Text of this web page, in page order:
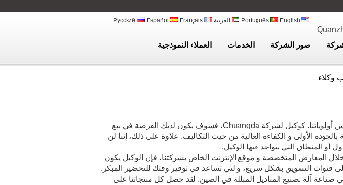
Português العربية Français
صور الشركة الخدمات العملاء النموذجية
وكلاء
1. إن الجودة دائماً على رأس أولوياتنا. كوكيل لشركة Chuangda، فسوف يكون لديك الفرصة في بيع
بالجودة الأولى و الكفاءة العالية من حيث التكاليف. علاوة على ذلك، إننا لن
أو المنطاق التي يتواجد فيها الوكيل.
خلال المعارض المتخصصة و موقع الإنترنت الخاص بشركتنا، فإن الوكيل يكون
قنوات التسويق بشكل سريع، والتي تساعد في توفير وقتك للتحضير المبكر.
صناعة آلة تصنيع المناديل المبللة في الصين. لقد حصل كل منتجاتنا على